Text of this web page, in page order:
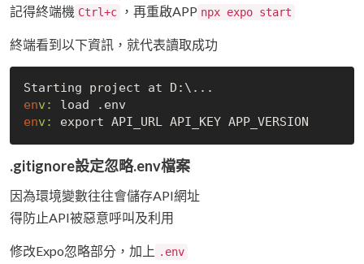
記得終端機 Ctrl+c ，再重啟APP npx expo start
終端看到以下資訊，就代表讀取成功
env:
env:
.gitignore設定忽略.env檔案
因為環境變數往往會儲存API網址
得防止API被惡意呼叫及利用
修改Expo忽略部分，加上 .env